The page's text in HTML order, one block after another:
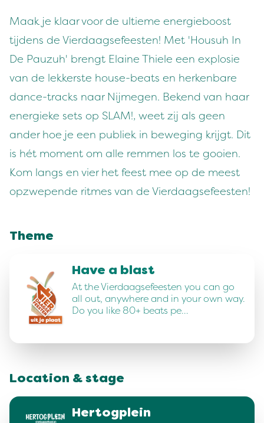
Maak je klaar voor de ultieme energieboost
tijdens de Vierdaagsefeesten! Met 'Housuh In
De Pauzuh' brengt Elaine Thiele een explosie
van de lekkerste house-beats en herkenbare
dance-tracks naar Nijmegen. Bekend van haar
energieke sets op SLAM!, weet zij als geen
ander hoe je een publiek in beweging krijgt. Dit
is hét moment om alle remmen los te gooien.
Kom langs en vier het feest mee op de meest
opzwepende ritmes van de Vierdaagsefeesten!
Theme
Have a blast
At the Vierdaagsefeesten you can go
all out, anywhere and in your own way.
Do you like 80+ beats pe…
Location & stage
Hertogplein